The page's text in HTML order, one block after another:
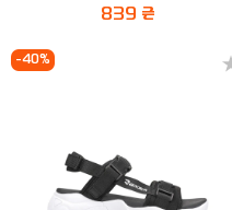
839 ₴
-40%